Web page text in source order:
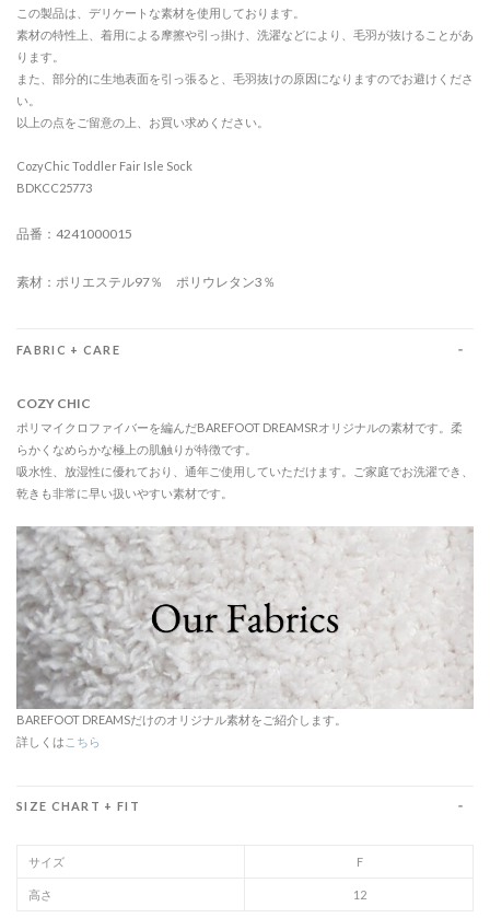
この製品は、デリケートな素材を使用しております。
素材の特性上、着用による摩擦や引っ掛け、洗濯などにより、毛羽が抜けることがあ
ります。
また、部分的に生地表面を引っ張ると、毛羽抜けの原因になりますのでお避けくださ
い。
以上の点をご留意の上、お買い求めください。
CozyChic Toddler Fair Isle Sock
BDKCC25773
品番：4241000015
素材：ポリエステル97％ ポリウレタン3％
FABRIC + CARE
COZY CHIC
ポリマイクロファイバーを編んだBAREFOOT DREAMSRオリジナルの素材です。柔
らかくなめらかな極上の肌触りが特徴です。
吸水性、放湿性に優れており、通年ご使用していただけます。ご家庭でお洗濯でき、
乾きも非常に早い扱いやすい素材です。
BAREFOOT DREAMSだけのオリジナル素材をご紹介します。
詳しくは こちら
SIZE CHART + FIT
サイズ
高さ
F
12